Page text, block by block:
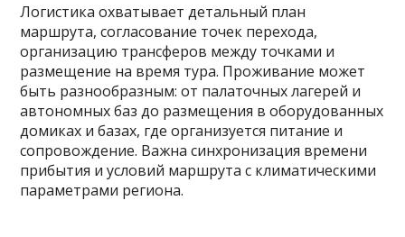
Логистика охватывает детальный план
маршрута, согласование точек перехода,
организацию трансферов между точками и
размещение на время тура. Проживание может
быть разнообразным: от палаточных лагерей и
автономных баз до размещения в оборудованных
домиках и базах, где организуется питание и
сопровождение. Важна синхронизация времени
прибытия и условий маршрута с климатическими
параметрами региона.